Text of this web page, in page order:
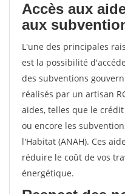
Accès aux
aux
L'une des principales
est la possibilité
des subventions
réalisés par un artisan
aides, telles que le
ou encore les
l'Habitat (ANAH). Ces
réduire le coût de vos
énergétique.